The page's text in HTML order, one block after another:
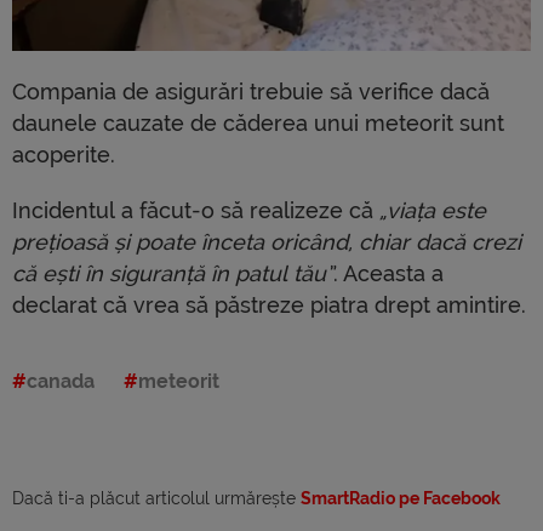
Compania de asigurări trebuie să verifice dacă
daunele cauzate de căderea unui meteorit sunt
acoperite.
Incidentul a făcut-o să realizeze că „viața este
prețioasă și poate înceta oricând, chiar dacă crezi
că ești în siguranță în patul tău”. Aceasta a
declarat că vrea să păstreze piatra drept amintire.
canada meteorit
Dacă ti-a plăcut articolul urmărește SmartRadio pe Facebook